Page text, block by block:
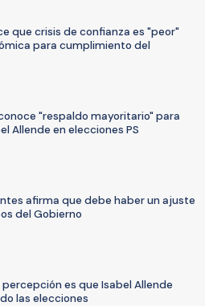
que crisis de confianza es "peor"
para cumplimiento del
"respaldo mayoritario" para
Allende en elecciones PS
afirma que debe haber un ajuste
del Gobierno
percepción es que Isabel Allende
las elecciones